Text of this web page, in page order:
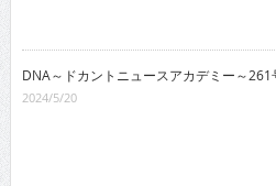
DNA～ドカントニュースアカデミー～261
2024/5/20